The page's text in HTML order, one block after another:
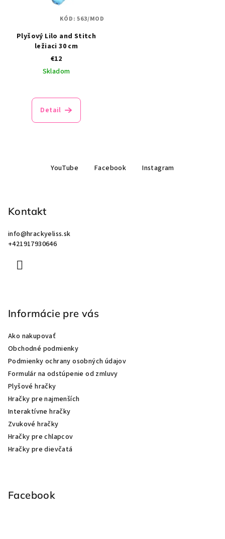
Plyšový Lilo and Stitch
ležiaci 30 cm
€12
Skladom
Detail
KÓD:563/MOD
YouTube Facebook Instagram
Kontakt
info@hrackyeliss.sk
+421917930646
Informácie pre vás
Ako nakupovať
Obchodné podmienky
Podmienky ochrany osobných údajov
Formulár na odstúpenie od zmluvy
Plyšové hračky
Hračky pre najmenších
Interaktívne hračky
Zvukové hračky
Hračky pre chlapcov
Hračky pre dievčatá
Facebook